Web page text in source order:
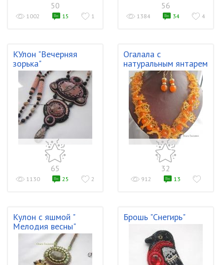
50
1002 15 1
56
1384 34 4
КУлон "Вечерняя
зорька"
65
1130 25 2
Огалала с
натуральным янтарем
32
912 13
Кулон с яшмой "
Мелодия весны"
Брошь "Снегирь"